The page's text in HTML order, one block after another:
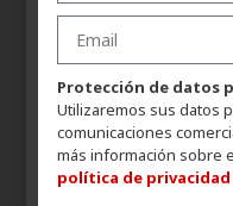
PA 19013, United
usa@eagle-
Suscríbete a
Talleres de Formación
Protección de datos
Utilizaremos sus datos
comunicaciones
más información sobre
política de privacidad